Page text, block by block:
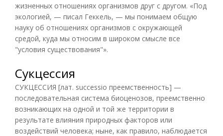
жизненных отношениях организмов друг с другом. «Под
экологией, — писал Геккель, — мы понимаем общую
науку об отношениях организмов с окружающей
средой, куда мы относим в широком смысле все
"условия существования"».
Сукцессия
СУКЦЕССИЯ [лат. successio преемственность] —
последовательная система биоценозов, преемственно
возникающих на одной и той же территории в
результате влияния природных факторов или
воздействий человека; ныне, как правило, наблюдается